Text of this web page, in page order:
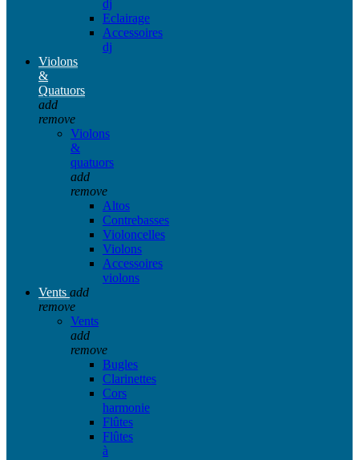
dj
Eclairage
Accessoires
dj
Violons
&
Quatuors
add
remove
Violons
&
quatuors
add
remove
Altos
Contrebasses
Violoncelles
Violons
Accessoires
violons
Vents add
remove
Vents
add
remove
Bugles
Clarinettes
Cors
harmonie
Flûtes
Flûtes
à